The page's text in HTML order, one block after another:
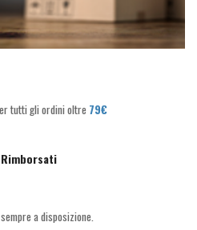
tutti gli ordini oltre 79€
sempre a disposizione.